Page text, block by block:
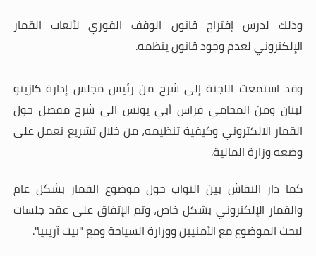
وذلك لدرس إقتراح قانون الوقف الفوري لألعاب القمار
الإلكتروني لعدم وجود قانون ينظمه.
وقد استمعت اللجنة إلى شرح من رئيس مجلس إدارة كازينو
لبنان ومن المحامي فراس أبي يونس الى شرح مفصل حول
القمار الالكتروني وكيفية تنظيمه، من خلال تشريع تعمل على
وضعه وزارة المالية.
كما دار النقاش بين النواب حول موضوع القمار بشكل عام
والقمار الإلكتروني بشكل خاص، وتم الإتفاق على عقد جلسات
لبحث الموضوع مع الأمنيين ووزارة السياحة ومع "بيت آريبيا".